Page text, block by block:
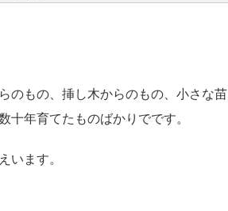
のもの、挿し木からのもの、小さな苗
年育てたものばかりでです。
います。